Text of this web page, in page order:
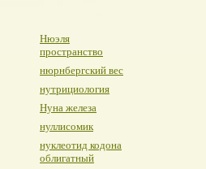
Нюэля
пространство
нюрнбергский вес
нутрициология
Нуна железа
нуллисомик
нуклеотид кодона
облигатный